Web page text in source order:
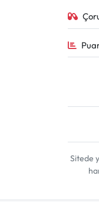
Sitede